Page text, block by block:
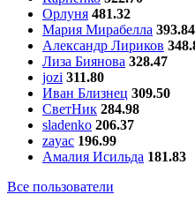
Орлуня 481.32
Мария Мирабелла 393.84
Александр Лириков
Лиза Биянова 328.47
jozi 311.80
Иван Близнец 309.50
СветНик 284.98
sladenko 206.37
zayac 196.99
Амалия Исильда 181.83
Все пользователи